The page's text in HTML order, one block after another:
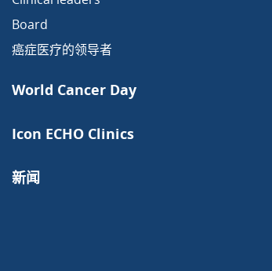
Board
癌症医疗的领导者
World Cancer Day
Icon ECHO Clinics
新闻